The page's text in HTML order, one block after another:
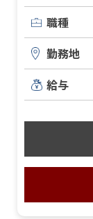
職種
勤務地
給与